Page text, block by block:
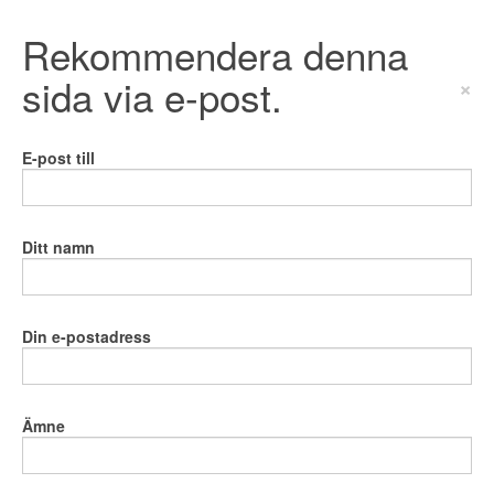
Rekommendera denna
sida via e-post. ×
E-post till
Ditt namn
Din e-postadress
Ämne